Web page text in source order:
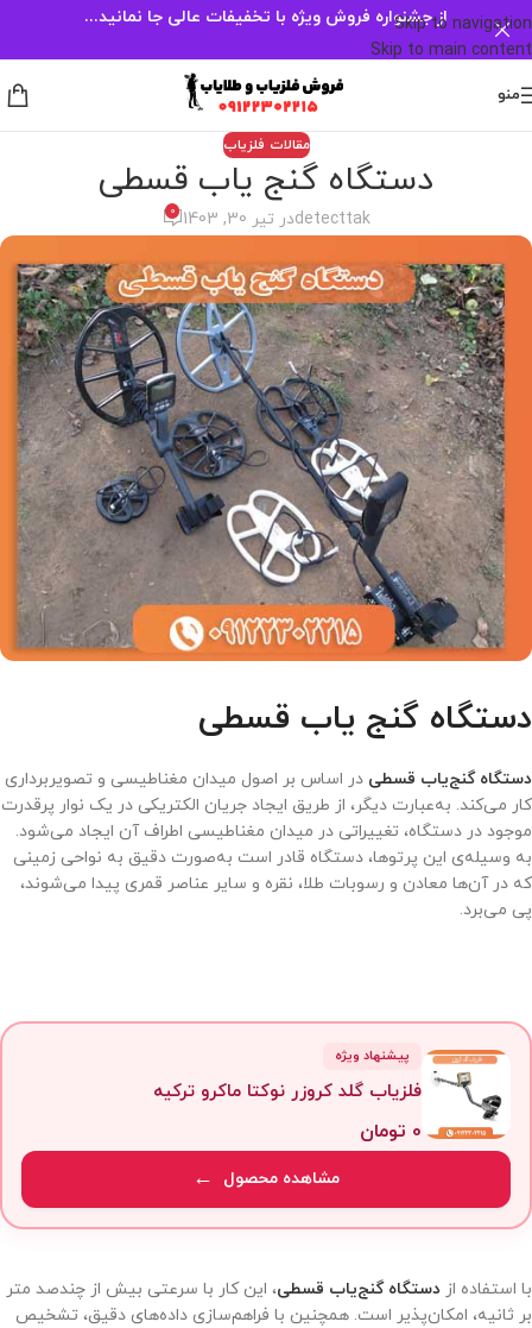
Skip to navigation
Skip to main content
از جشنواره فروش ویژه با تخفیفات عالی جا نمانید...
منو
مقالات فلزیاب
دستگاه گنج یاب قسطی
detecttakدر تیر 30, 1403 0
دستگاه گنج یاب قسطی
دستگاه گنج‌یاب قسطی در اساس بر اصول میدان مغناطیسی و تصویربرداری
کار می‌کند. به‌عبارت دیگر، از طریق ایجاد جریان الکتریکی در یک نوار پرقدرت
موجود در دستگاه، تغییراتی در میدان مغناطیسی اطراف آن ایجاد می‌شود.
به وسیله‌ی این پرتوها، دستگاه قادر است به‌صورت دقیق به نواحی زمینی
که در آن‌ها معادن و رسوبات طلا، نقره و سایر عناصر قمری پیدا می‌شوند،
پی می‌برد.
پیشنهاد ویژه
فلزیاب گلد کروزر نوکتا ماکرو ترکیه
0 تومان
مشاهده محصول
با استفاده از دستگاه گنج‌یاب قسطی، این کار با سرعتی بیش از چندصد متر
بر ثانیه، امکان‌پذیر است. همچنین با فراهم‌سازی داده‌های دقیق، تشخیص